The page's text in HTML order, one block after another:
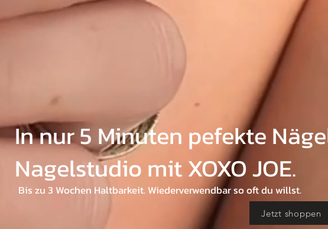
In nur 5 Minuten pefekte
Nagelstudio mit XOXO JOE.
Bis zu 3 Wochen Haltbarkeit. Wiederverwendbar so oft du willst.
Jetzt shoppen